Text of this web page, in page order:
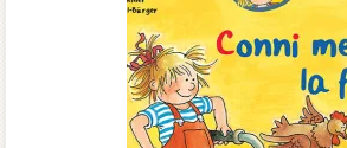
43,90 lei.
35,12 lei.